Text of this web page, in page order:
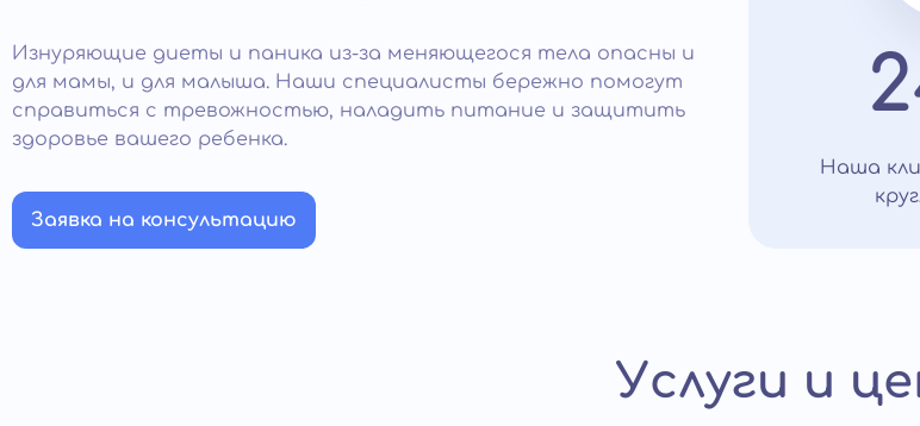
Изнуряющие диеты и паника из-за меняющегося тела опасны и
для мамы, и для малыша. Наши специалисты бережно помогут
справиться с тревожностью, наладить питание и защитить
здоровье вашего ребенка.
Заявка на консультацию
Наша
Услуги и